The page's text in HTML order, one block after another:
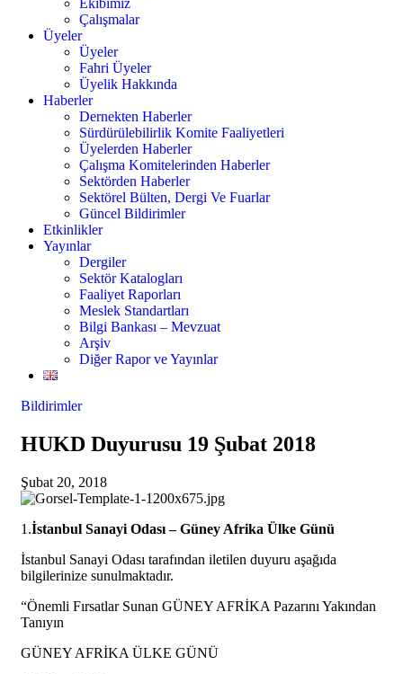
Ekibimiz
Çalışmalar
Üyeler
Üyeler
Fahri Üyeler
Üyelik Hakkında
Haberler
Dernekten Haberler
Sürdürülebilirlik Komite Faaliyetleri
Üyelerden Haberler
Çalışma Komitelerinden Haberler
Sektörden Haberler
Sektörel Bülten, Dergi Ve Fuarlar
Güncel Bildirimler
Etkinlikler
Yayınlar
Dergiler
Sektör Katalogları
Faaliyet Raporları
Meslek Standartları
Bilgi Bankası – Mevzuat
Arşiv
Diğer Rapor ve Yayınlar
Bildirimler
HUKD Duyurusu 19 Şubat 2018
Şubat 20, 2018
1.İstanbul Sanayi Odası – Güney Afrika Ülke Günü
İstanbul Sanayi Odası tarafından iletilen duyuru aşağıda
bilgilerinize sunulmaktadır.
“Önemli Fırsatlar Sunan GÜNEY AFRİKA Pazarını Yakından
Tanıyın
GÜNEY AFRİKA ÜLKE GÜNÜ